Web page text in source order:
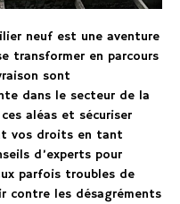
neuf est une aventure
transformer en parcours
sont
dans le secteur de la
aléas et sécuriser
vos droits en tant
d’experts pour
parfois troubles de
contre les désagréments